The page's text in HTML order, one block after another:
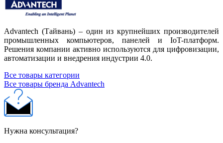
Advantech (Тайвань) – один из крупнейших производителей
промышленных компьютеров, панелей и IoT-платформ.
Решения компании активно используются для цифровизации,
автоматизации и внедрения индустрии 4.0.
Все товары категории
Все товары бренда Advantech
Нужна консультация?